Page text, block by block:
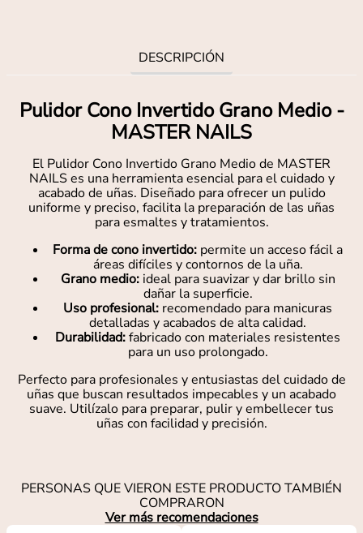
DESCRIPCIÓN
Pulidor Cono Invertido Grano Medio -
MASTER NAILS
El Pulidor Cono Invertido Grano Medio de MASTER
NAILS es una herramienta esencial para el cuidado y
acabado de uñas. Diseñado para ofrecer un pulido
uniforme y preciso, facilita la preparación de las uñas
para esmaltes y tratamientos.
Forma de cono invertido: permite un acceso fácil a
áreas difíciles y contornos de la uña.
Grano medio:ideal para suavizar y dar brillo sin
dañar la superficie.
Uso profesional: recomendado para manicuras
detalladas y acabados de alta calidad.
Durabilidad:fabricado con materiales resistentes
para un uso prolongado.
Perfecto para profesionales y entusiastas del cuidado de
uñas que buscan resultados impecables y un acabado
suave. Utilízalo para preparar, pulir y embellecer tus
uñas con facilidad y precisión.
PERSONAS QUE VIERON ESTE PRODUCTO TAMBIÉN
COMPRARON
Ver más recomendaciones